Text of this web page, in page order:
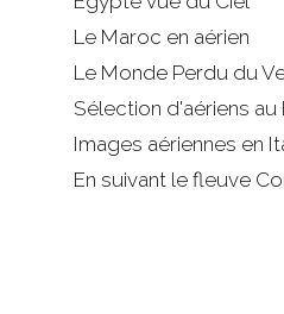
Le Maroc en aérien
Le Monde Perdu du
Sélection d'aériens au
Images aériennes en
En suivant le fleuve